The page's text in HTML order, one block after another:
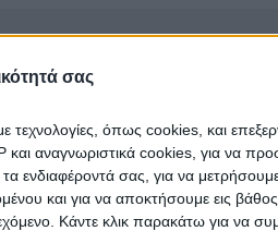
σας
τεχνολογίες, όπως cookies, και
αναγνωριστικά cookies, για να
τα ενδιαφέροντά σας, για να
και για να αποκτήσουμε εις
Κάντε κλικ παρακάτω για να
€
Επιστημονικά
Ανταλλακτικά -
Τεχνολογία -
,Πολυμέσα (
Εικόνα